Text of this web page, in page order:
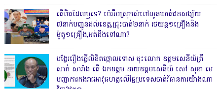
តើពិតដែលឬទេ? ប៉េអឹមស្រុកសំពៅលូនឃាត់ជនសង្ស័យ
៧នាក់បញ្ជូនដល់ខេត្ត,ជ្រុះបាត់២នាក់ រថយន្ត១គ្រឿងនិង
ម៉ូតូ១គ្រឿង,អត់ដឹងទៅណា?
បង្វែររឿងធ្វើលិខិតថ្កោលទោស ចុះលោក ឧត្តមសេនីយ៍ត្រី
សាក់ សារាំង តើ ឯកឧត្តម នាយឧត្តមសេនីយ៍ សៅ សុខា មេ
បញ្ជាការកងរាជអាវុធហត្ថលើផ្ទៃប្រទេសចាត់វិធានការយ៉ាងណា